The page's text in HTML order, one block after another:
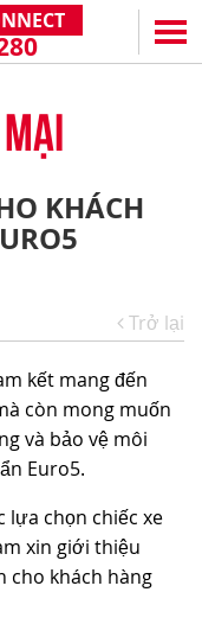
CHUẨN)
KHÁCH
Trở lại
kết mang đến
còn mong muốn
và bảo vệ môi
Euro5.
lựa chọn chiếc xe
xin giới thiệu
cho khách hàng